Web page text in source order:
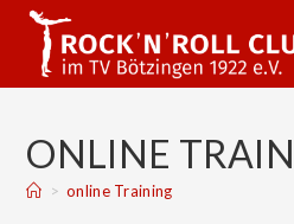
Zum
Inhalt
springen
ONLINE
> online Training